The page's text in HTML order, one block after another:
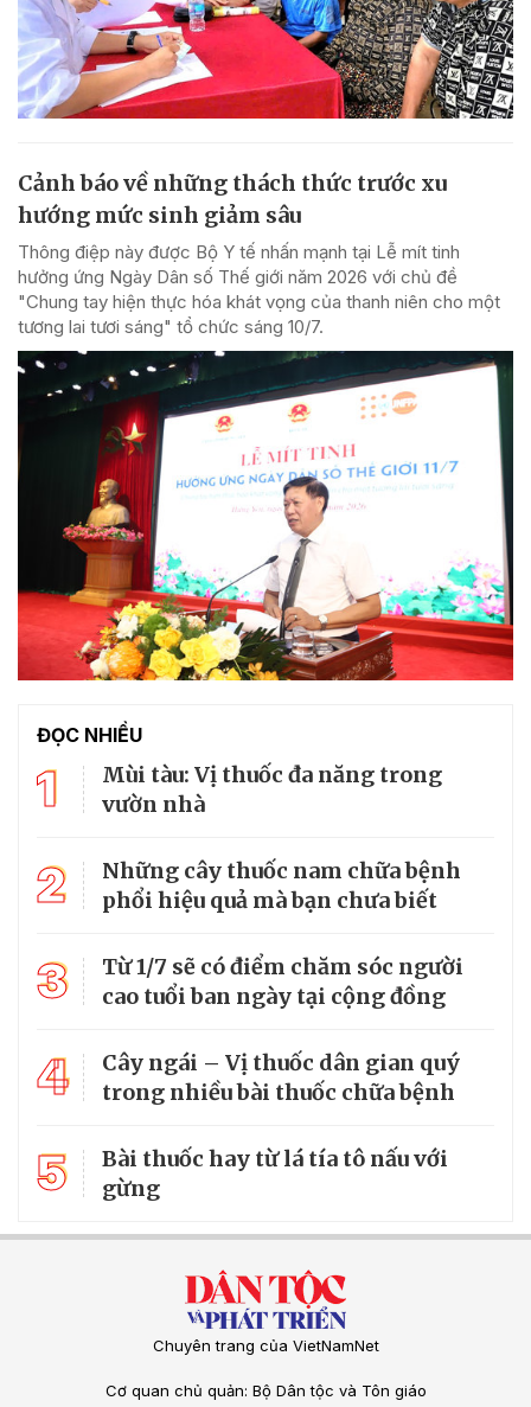
Cảnh báo về những thách thức trước xu
hướng mức sinh giảm sâu
Thông điệp này được Bộ Y tế nhấn mạnh tại Lễ mít tinh
hưởng ứng Ngày Dân số Thế giới năm 2026 với chủ đề
"Chung tay hiện thực hóa khát vọng của thanh niên cho một
tương lai tươi sáng" tổ chức sáng 10/7.
ĐỌC NHIỀU
1
Mùi tàu: Vị thuốc đa năng trong
vườn nhà
2
Những cây thuốc nam chữa bệnh
phổi hiệu quả mà bạn chưa biết
3
Từ 1/7 sẽ có điểm chăm sóc người
cao tuổi ban ngày tại cộng đồng
4
Cây ngái – Vị thuốc dân gian quý
trong nhiều bài thuốc chữa bệnh
5
Bài thuốc hay từ lá tía tô nấu với
gừng
Chuyên trang của VietNamNet
Cơ quan chủ quản: Bộ Dân tộc và Tôn giáo